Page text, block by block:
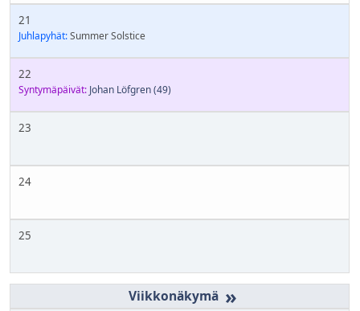
21
Juhlapyhät:Summer Solstice
22
Syntymäpäivät: Johan Löfgren(49)
23
24
25
»